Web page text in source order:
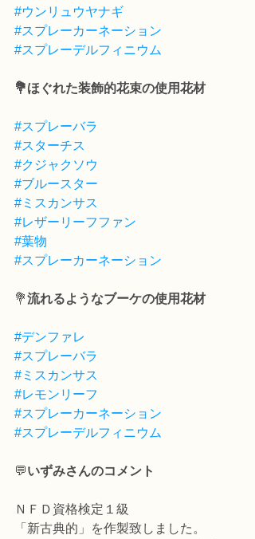
#ウンリュウヤナギ
#スプレーカーネーション
#スプレーデルフィニウム
💐ほぐれた装飾的花束の使用花材
#スプレーバラ
#スターチス
#クジャクソウ
#ブルースター
#ミスカンサス
#レザーリーフファン
#葉物
#スプレーカーネーション
💐流れるようなブーケの使用花材
#デンファレ
#スプレーバラ
#ミスカンサス
#レモンリーフ
#スプレーカーネーション
#スプレーデルフィニウム
💬いずみさんのコメント
ＮＦＤ資格検定１級
「新古典的」を作製致しました。